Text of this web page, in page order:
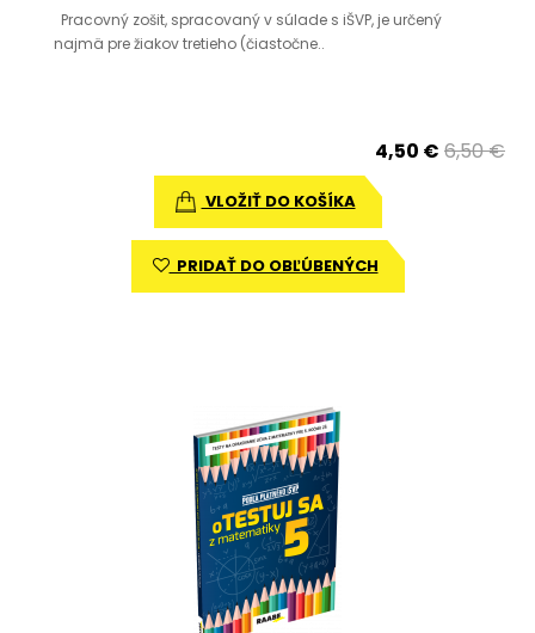
Pracovný zošit, spracovaný v súlade s iŠVP, je určený
najmä pre žiakov tretieho (čiastočne..
4,50 € 6,50 €
VLOŽIŤ DO KOŠÍKA
PRIDAŤ DO OBĽÚBENÝCH